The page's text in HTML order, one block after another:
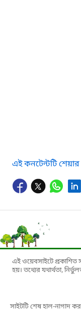
এই কনটেন্টটি
এই ওয়েবসাইটে প্রকাশিত
হয়। তথ্যের যথার্থতা,
সাইটটি শেষ হাল-নাগাদ